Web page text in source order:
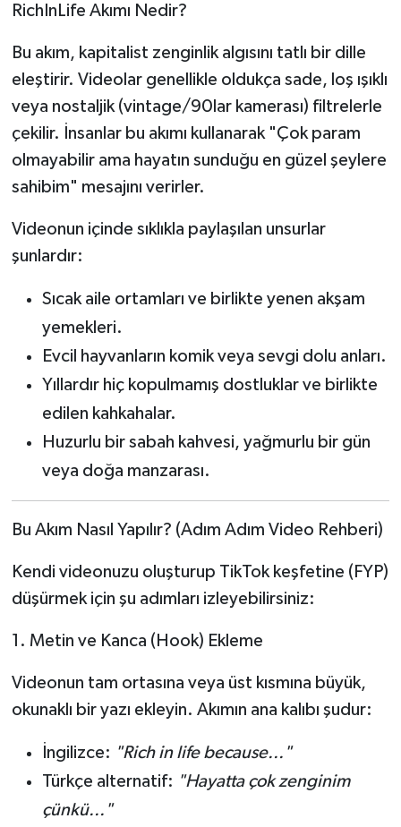
RichInLife Akımı Nedir?
Bu akım, kapitalist zenginlik algısını tatlı bir dille
eleştirir. Videolar genellikle oldukça sade, loş ışıklı
veya nostaljik (vintage/90lar kamerası) filtrelerle
çekilir. İnsanlar bu akımı kullanarak "Çok param
olmayabilir ama hayatın sunduğu en güzel şeylere
sahibim" mesajını verirler.
Videonun içinde sıklıkla paylaşılan unsurlar
şunlardır:
Sıcak aile ortamları ve birlikte yenen akşam
yemekleri.
Evcil hayvanların komik veya sevgi dolu anları.
Yıllardır hiç kopulmamış dostluklar ve birlikte
edilen kahkahalar.
Huzurlu bir sabah kahvesi, yağmurlu bir gün
veya doğa manzarası.
Bu Akım Nasıl Yapılır? (Adım Adım Video Rehberi)
Kendi videonuzu oluşturup TikTok keşfetine (FYP)
düşürmek için şu adımları izleyebilirsiniz:
1. Metin ve Kanca (Hook) Ekleme
Videonun tam ortasına veya üst kısmına büyük,
okunaklı bir yazı ekleyin. Akımın ana kalıbı şudur:
İngilizce: "Rich in life because..."
Türkçe alternatif: "Hayatta çok zenginim
çünkü..."
Yerel
İletişim
Künye